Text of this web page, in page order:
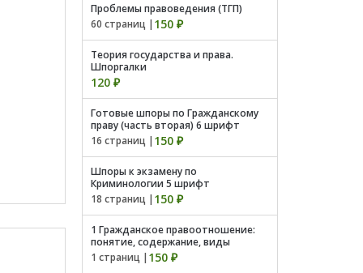
Проблемы правоведения (ТГП)
60 страниц | 150 ₽
Теория государства и права.
Шпоргалки
120 ₽
Готовые шпоры по Гражданскому
праву (часть вторая) 6 шрифт
16 страниц | 150 ₽
Шпоры к экзамену по
Криминологии 5 шрифт
18 страниц | 150 ₽
1 Гражданское правоотношение:
понятие, содержание, виды
1 страниц | 150 ₽